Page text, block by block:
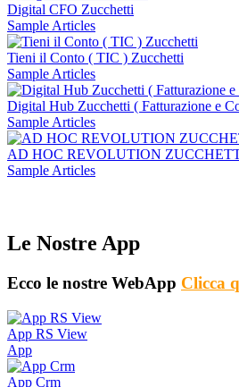
Digital CFO Zucchetti
Sample Articles
Tieni il Conto ( TIC ) Zucchetti
Sample Articles
Digital Hub Zucchetti ( Fatturazione e
Sample Articles
AD HOC REVOLUTION
Sample Articles
Le Nostre App
Ecco le nostre WebApp Clicca
App RS View
App
App Crm